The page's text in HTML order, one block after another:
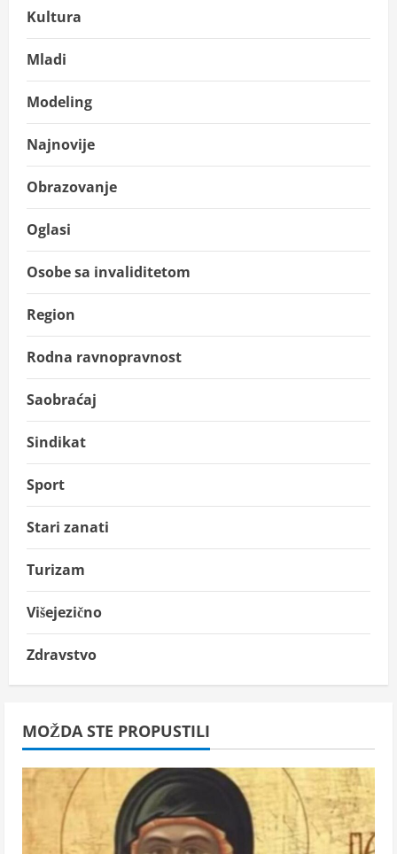
Kultura
Mladi
Modeling
Najnovije
Obrazovanje
Oglasi
Osobe sa invaliditetom
Region
Rodna ravnopravnost
Saobraćaj
Sindikat
Sport
Stari zanati
Turizam
Višejezično
Zdravstvo
MOŽDA STE PROPUSTILI